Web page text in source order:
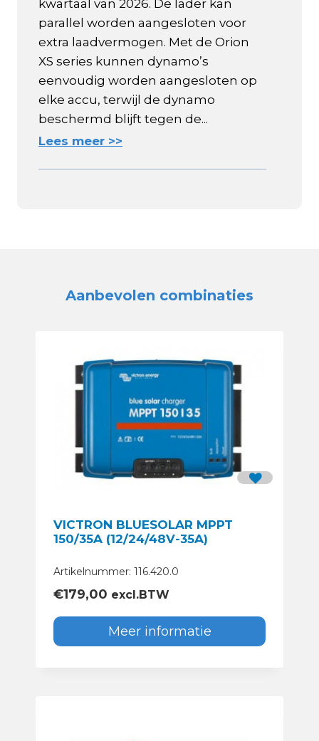
kwartaal van 2026. De lader kan
parallel worden aangesloten voor
extra laadvermogen. Met de Orion
XS series kunnen dynamo’s
eenvoudig worden aangesloten op
elke accu, terwijl de dynamo
beschermd blijft tegen de...
Lees meer >>
Aanbevolen combinaties
VICTRON BLUESOLAR MPPT
150/35A (12/24/48V-35A)
Artikelnummer: 116.420.0
€179,00 excl.BTW
Meer informatie